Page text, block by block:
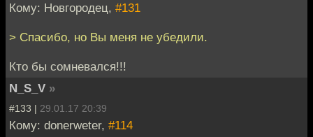
Кому: Новгородец, #131
> Спасибо, но Вы меня не убедили.
Кто бы сомневался!!!
N_S_V »
#133 | 29.01.17 20:39
Кому: donerweter, #114